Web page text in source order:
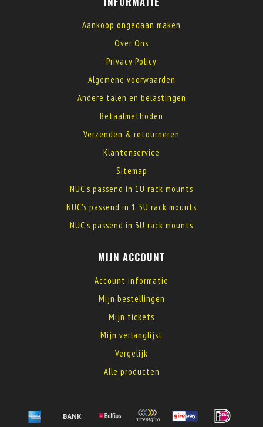
Aankoop ongedaan maken
Over Ons
Privacy Policy
Algemene voorwaarden
Andere talen en belastingen
Betaalmethoden
Verzenden & retourneren
Klantenservice
Sitemap
NUC's passend in 1U rack mounts
NUC's passend in 1.5U rack mounts
NUC's passend in 3U rack mounts
MIJN ACCOUNT
Account informatie
Mijn bestellingen
Mijn tickets
Mijn verlanglijst
Vergelijk
Alle producten